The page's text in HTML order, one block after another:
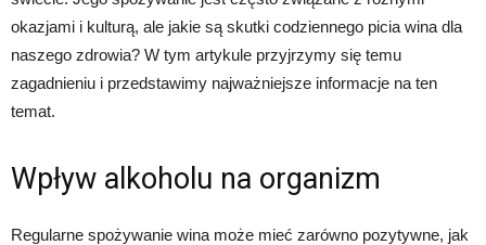
okazjami i kulturą, ale jakie są skutki codziennego picia wina dla
naszego zdrowia? W tym artykule przyjrzymy się temu
zagadnieniu i przedstawimy najważniejsze informacje na ten
temat.
Wpływ alkoholu na organizm
Regularne spożywanie wina może mieć zarówno pozytywne, jak